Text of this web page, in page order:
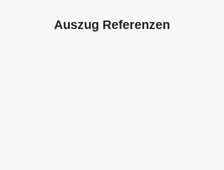
Auszug Referenzen